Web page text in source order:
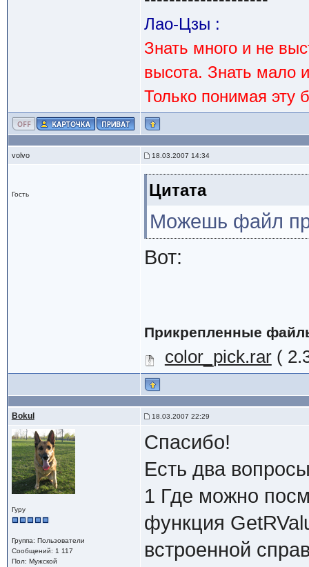
Лао-Цзы :
Знать много и не
высота. Знать мало
Только понимая эту
volvo 18.03.2007 14:34
Гость Цитата
Можешь файл
Вот:
Прикрепленные
color_pick.rar(
Bokul 18.03.2007 22:29
Гуру
Группа: Пользователи
Сообщений: 1 117
Пол: Мужской
Спасибо!
Есть два
1 Где можно
функция
встроенной